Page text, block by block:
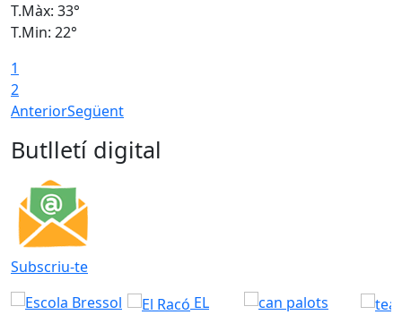
T.Màx: 33°
T.Min: 22°
1
2
AnteriorSegüent
Butlletí digital
Subscriu-te
EL